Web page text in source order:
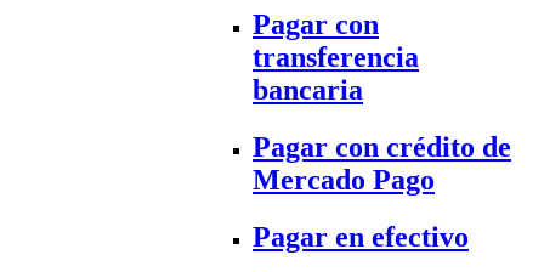
Pagar con
transferencia
bancaria
Pagar con crédito de
Mercado Pago
Pagar en efectivo